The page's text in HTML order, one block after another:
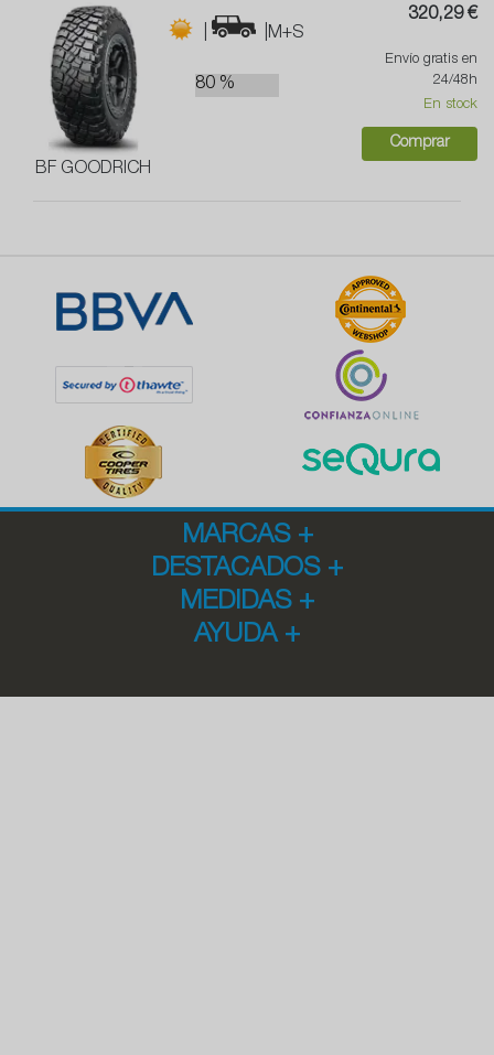
BF GOODRICH
| |M+S
80 %
320,29 €
Envío gratis en
24/48h
En stock
Comprar
MARCAS +
DESTACADOS +
MEDIDAS +
AYUDA +